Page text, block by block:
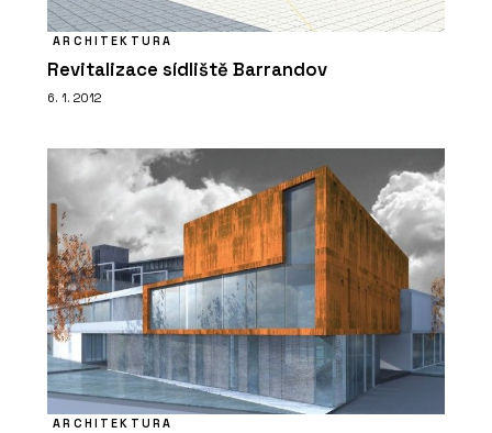
ARCHITEKTURA
Revitalizace sídliště Barrandov
6. 1. 2012
ARCHITEKTURA